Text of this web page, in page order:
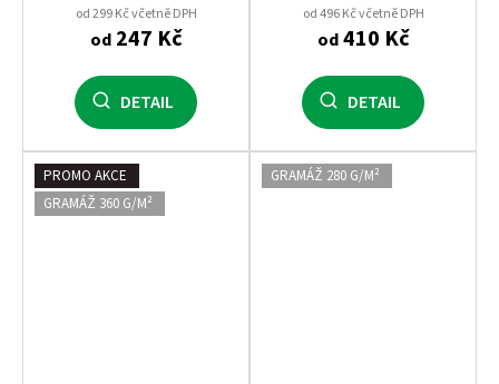
od 299 Kč včetně DPH
od247 Kč
DETAIL
od 496 Kč včetně DPH
od410 Kč
DETAIL
PROMO AKCE
GRAMÁŽ 360 G/M²
GRAMÁŽ 280 G/M²